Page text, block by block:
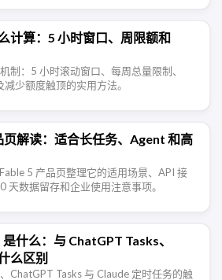
计算：5 小时窗口、周限额和
制：5 小时滚动窗口、每周总量限制、
少额度触顶的实用方法。
页解读：适合长任务、Agent 和高
5 产品页整理它的适用场景、API 接
天数据留存和企业使用注意事项。
什么：与 ChatGPT Tasks、
么区别
ChatGPT Tasks 与 Claude 定时任务的触